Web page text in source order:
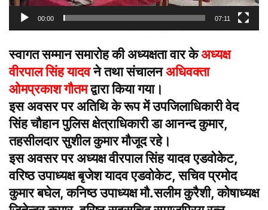
00:00 07:11
स्वागत सम्मान समारोह की अध्यक्षता वार केअध्यक्ष
वीरपाल सिंह यादवने तथा संचालनअधिवक्ता
ओमप्रकाश गौतमद्वारा किया गया।
इस अवसर पर अतिथि के रूप में उपजिलाधिकारी वेद
सिंह चौहान पुलिस क्षेत्राधिकारी डा आनन्द कुमार,
तहसीलदार सुशील कुमार मौजूद रहे।
इस अवसर पर अध्यक्ष वीरपाल सिंह यादव एडवोकेट,
वरिष्ठ उपाध्यक्ष बृजेश यादव एडवोकेट, सचिव प्रमोद
कुमार बघेल, कनिष्ठ उपाध्यक्ष मौ.सलीम कुरैशी, कोषाध्यक्ष